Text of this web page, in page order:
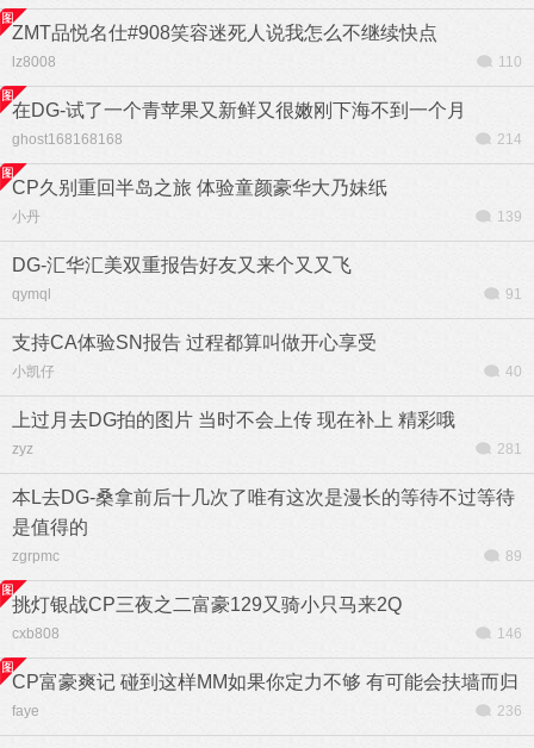
ZMT品悦名仕#908笑容迷死人说我怎么不继续快点
lz8008 110
在DG-试了一个青苹果又新鲜又很嫩刚下海不到一个月
ghost168168168 214
CP久别重回半岛之旅 体验童颜豪华大乃妹纸
小丹 139
DG-汇华汇美双重报告好友又来个又又飞
qymql 91
支持CA体验SN报告 过程都算叫做开心享受
小凯仔 40
上过月去DG拍的图片 当时不会上传 现在补上 精彩哦
zyz 281
本L去DG-桑拿前后十几次了唯有这次是漫长的等待不过等待
是值得的
zgrpmc 89
挑灯银战CP三夜之二富豪129又骑小只马来2Q
cxb808 146
CP富豪爽记 碰到这样MM如果你定力不够 有可能会扶墙而归
faye 236